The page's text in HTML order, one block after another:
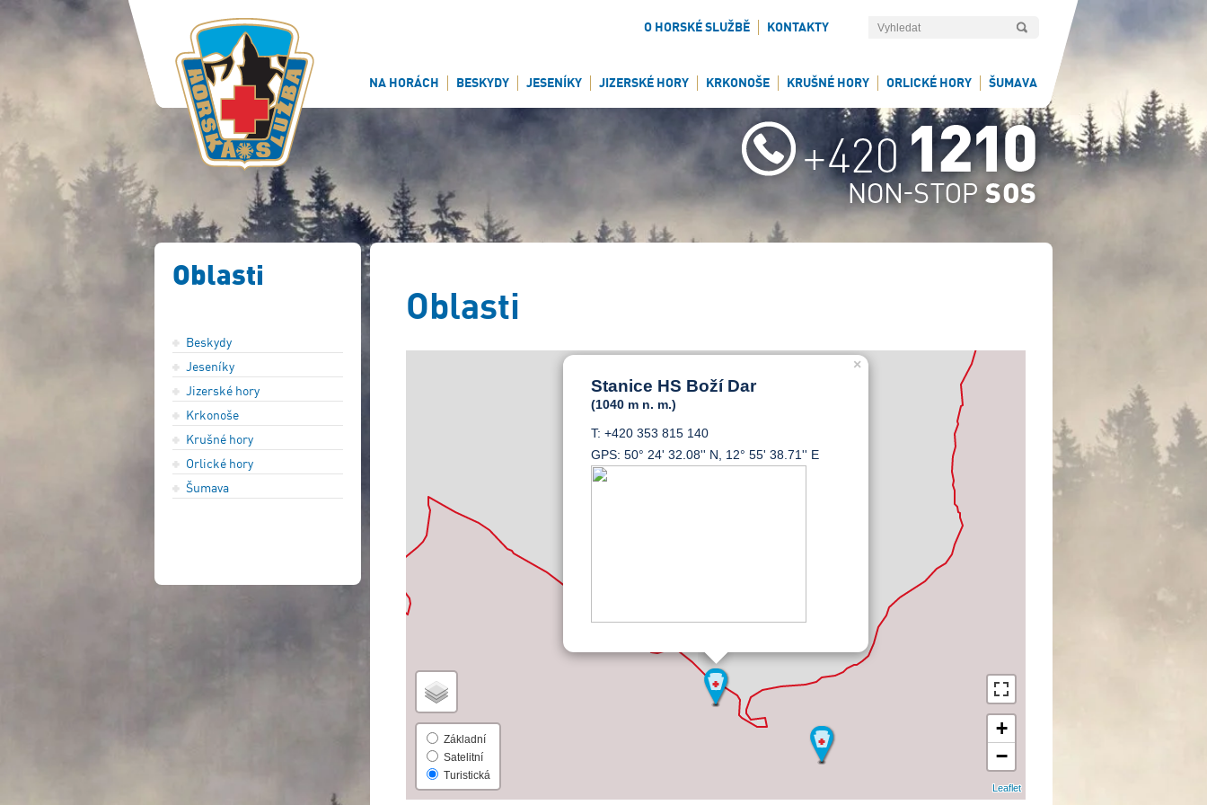
O HORSKÉ SLUŽBĚ KONTAKTY
NA HORÁCH BESKYDY JESENÍKY JIZERSKÉ HORY KRKONOŠE KRUŠNÉ HORY ORLICKÉ HORY ŠUMAVA
Oblasti
Beskydy
Jeseníky
Jizerské hory
Krkonoše
Krušné hory
Orlické hory
Šumava
Oblasti
Stanice HS Boží Dar
(1040 m n. m.)
T: +420 353 815 140
GPS: 50° 24' 32.08'' N, 12° 55' 38.71'' E
×
Základní
Satelitní
Turistická
+
−
Leaflet